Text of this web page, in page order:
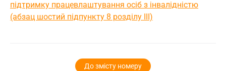
підтримку працевлаштування осіб з інвалідністю
(абзац шостий підпункту 8 розділу IІІ)
До змісту номеру